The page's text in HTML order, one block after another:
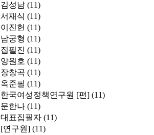
김성남 (11)
서재식 (11)
이진헌 (11)
남궁형 (11)
집필진 (11)
양원호 (11)
장창곡 (11)
옥준필 (11)
한국여성정책연구원 [편] (11)
문한나 (11)
대표집필자 (11)
[연구원] (11)